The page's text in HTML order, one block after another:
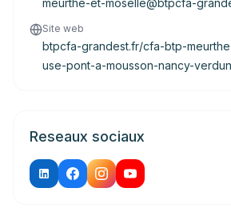
meurthe-et-moselle@btpcfa-
Site web
btpcfa-grandest.fr/cfa-btp-
use-pont-a-mousson-nancy-
Reseaux sociaux